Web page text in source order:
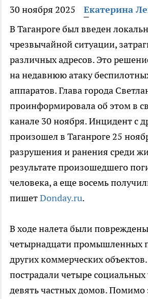
30 ноября 2025
Екатерина
В Таганроге был введен
чрезвычайной ситуации,
различных адресов. Это
на недавнюю атаку
аппаратов. Глава города
проинформировала об этом в
канале 30 ноября. Инцидент с
произошел в Таганроге 25
разрушения и ранения среди
результате произошедшего
человека, а еще восемь
пишетDonday.ru.
В ходе налета были
четырнадцати промышленных
других коммерческих
пострадали четыре
девять частных домов. Помимо